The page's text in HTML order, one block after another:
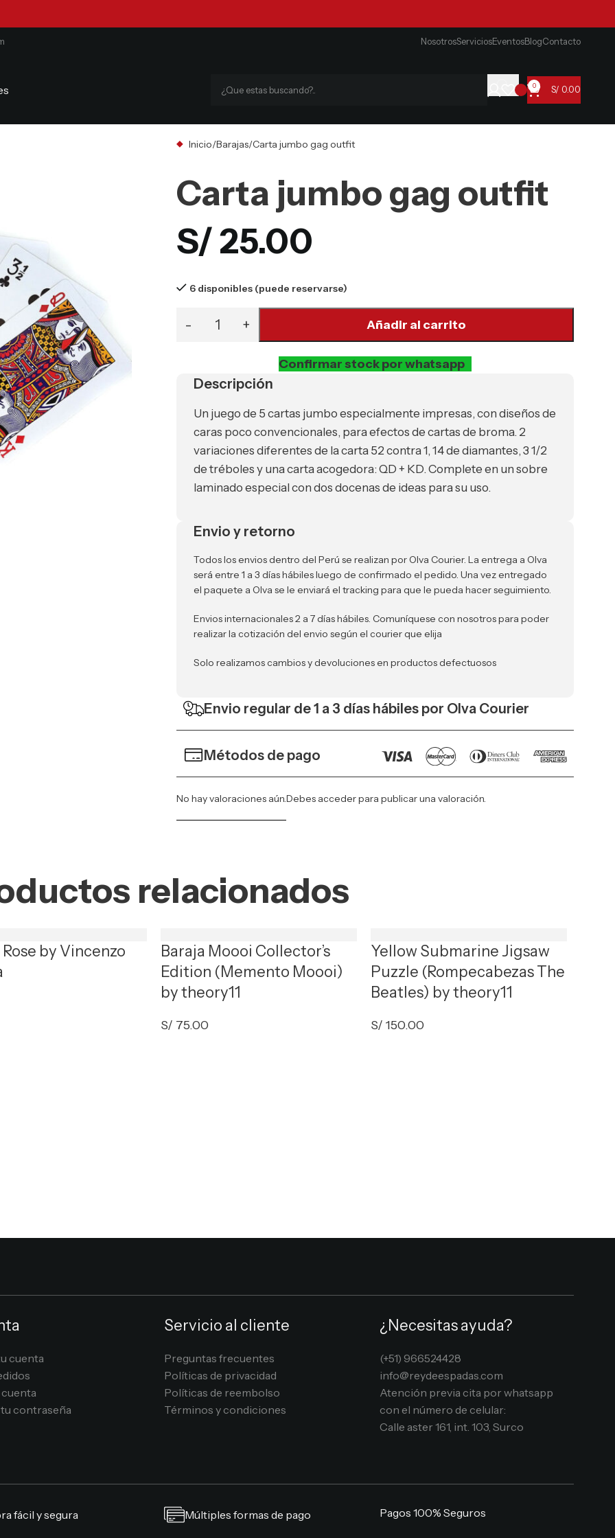
NosotrosServiciosEventosBlogContacto
0 S/ 0.00
Inicio Barajas Carta jumbo gag outfit
Carta jumbo gag outfit
S/25.00
6 disponibles (puede reservarse)
Añadir al carrito
Confirmar stock por whatsapp
Descripción
Un juego de 5 cartas jumbo especialmente impresas, con diseños de
caras poco convencionales, para efectos de cartas de broma. 2
variaciones diferentes de la carta 52 contra 1, 14 de diamantes, 3 1/2
de tréboles y una carta acogedora: QD + KD. Complete en un sobre
laminado especial con dos docenas de ideas para su uso.
Envio y retorno
Todos los envios dentro del Perú se realizan por Olva Courier. La entrega a Olva
será entre 1 a 3 días hábiles luego de confirmado el pedido. Una vez entregado
el paquete a Olva se le enviará el tracking para que le pueda hacer seguimiento.
Envios internacionales 2 a 7 días hábiles. Comuníquese con nosotros para poder
realizar la cotización del envio según el courier que elija
Solo realizamos cambios y devoluciones en productos defectuosos
Envio regular de 1 a 3 días hábiles por Olva Courier
Métodos de pago
No hay valoraciones aún.Debes accederpara publicar una valoración.
relacionados
by Vincenzo
Baraja Moooi Collector’s
Edition (Memento Moooi)
by theory11
S/ 75.00
Yellow Submarine Jigsaw
Puzzle (Rompecabezas The
Beatles) by theory11
S/ 150.00
cuenta
contraseña
Servicio al cliente
Preguntas frecuentes
Políticas de privacidad
Políticas de reembolso
Términos y condiciones
¿Necesitas ayuda?
(+51) 966524428
info@reydeespadas.com
Atención previa cita por whatsapp
con el número de celular:
Calle aster 161, int. 103, Surco
fácil y segura Múltiples formas de pago Pagos 100% Seguros